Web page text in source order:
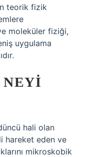
teorik fizik
moleküler fiziği,
uygulama
hali olan
hareket eden ve
mikroskobik